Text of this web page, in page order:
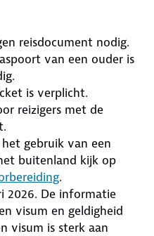
reisdocument nodig.
van een ouder is
is verplicht.
reizigers met de
gebruik van een
buitenland kijk op
.
2026. De informatie
visum en geldigheid
visum is sterk aan